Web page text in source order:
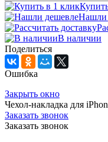
Нашли
В наличии
Поделиться
Ошибка
Закрыть окно
Чехол-накладка для
Заказать звонок
Заказать звонок